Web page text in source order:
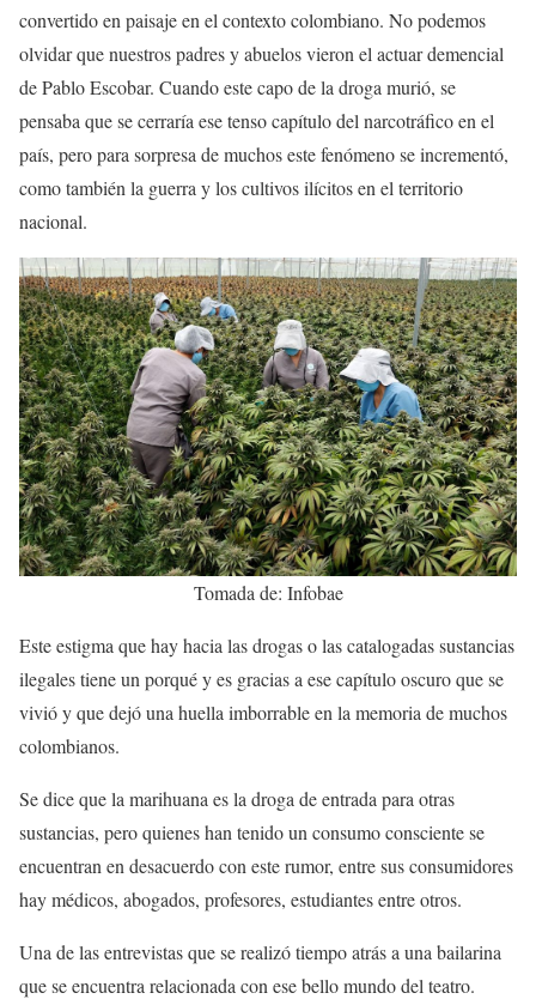
convertido en paisaje en el contexto colombiano. No podemos
olvidar que nuestros padres y abuelos vieron el actuar demencial
de Pablo Escobar. Cuando este capo de la droga murió, se
pensaba que se cerraría ese tenso capítulo del narcotráfico en el
país, pero para sorpresa de muchos este fenómeno se incrementó,
como también la guerra y los cultivos ilícitos en el territorio
nacional.
Tomada de: Infobae
Este estigma que hay hacia las drogas o las catalogadas sustancias
ilegales tiene un porqué y es gracias a ese capítulo oscuro que se
vivió y que dejó una huella imborrable en la memoria de muchos
colombianos.
Se dice que la marihuana es la droga de entrada para otras
sustancias, pero quienes han tenido un consumo consciente se
encuentran en desacuerdo con este rumor, entre sus consumidores
hay médicos, abogados, profesores, estudiantes entre otros.
Una de las entrevistas que se realizó tiempo atrás a una bailarina
que se encuentra relacionada con ese bello mundo del teatro.